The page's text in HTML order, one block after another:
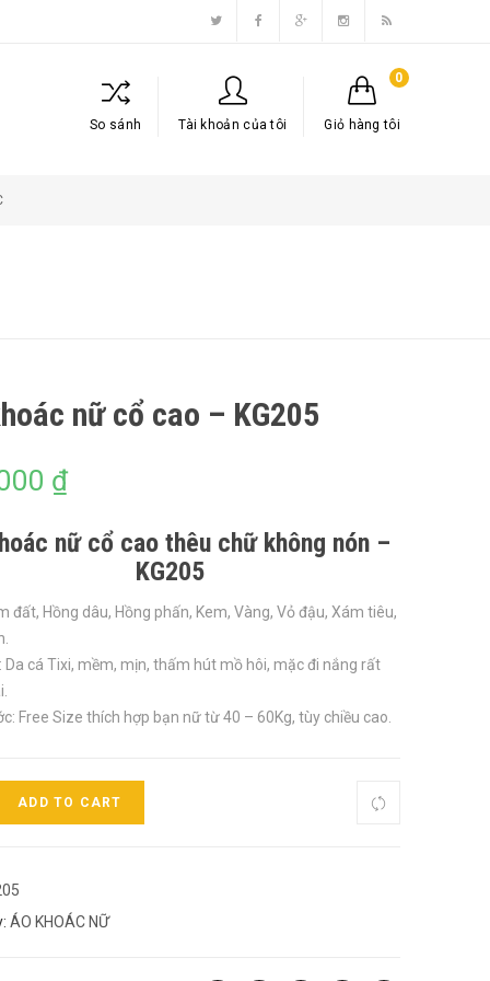
So sánh Tài khoản của tôi
0
Giỏ hàng tôi
nữ cổ cao – KG205
₫
nữ cổ cao thêu chữ không nón –
KG205
đất, Hồng dâu, Hồng phấn, Kem, Vàng, Vỏ đậu, Xám tiêu,
Da cá Tixi, mềm, mịn, thấm hút mồ hôi, mặc đi nắng rất
Free Size thích hợp bạn nữ từ 40 – 60Kg, tùy chiều cao.
ADD TO CART
ÁO KHOÁC NỮ